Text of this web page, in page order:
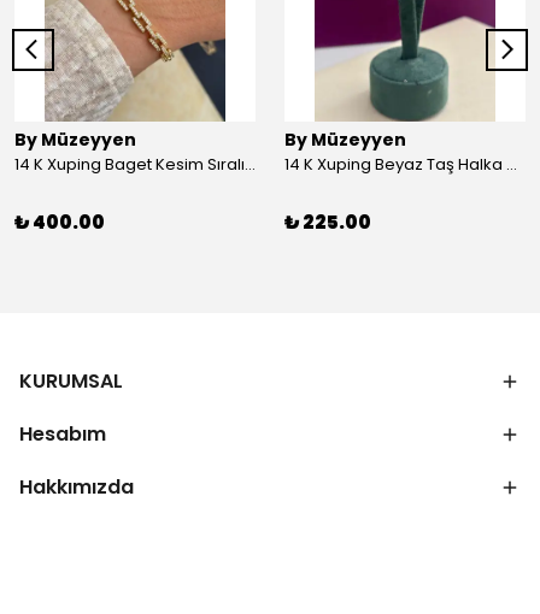
By Müzeyyen
14 K Xuping Baget Kesim Sıralı Bileklik
₺ 400.00
By Müzeyyen
14 K Xuping Beyaz Taş Halka Küpe
₺ 225.00
KURUMSAL
Hesabım
Hakkımızda